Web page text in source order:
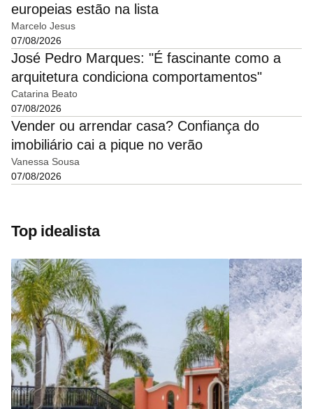
europeias estão na lista
Marcelo Jesus
07/08/2026
José Pedro Marques: "É fascinante como a
arquitetura condiciona comportamentos"
Catarina Beato
07/08/2026
Vender ou arrendar casa? Confiança do
imobiliário cai a pique no verão
Vanessa Sousa
07/08/2026
Top idealista